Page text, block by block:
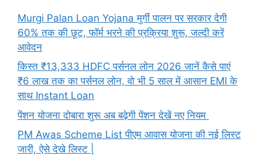
Murgi Palan Loan Yojana मुर्गी पालन पर सरकार देगी
60% तक की छूट, फॉर्म भरने की प्रक्रिया शुरू, जल्दी करें
आवेदन
किस्त ₹13,333 HDFC पर्सनल लोन 2026 जानें कैसे पाएं
₹6 लाख तक का पर्सनल लोन, वो भी 5 साल में आसान EMI के
साथ Instant Loan
पेंशन योजना दोबारा शुरू अब बढ़ेगी पेंशन देखें नए नियम
PM Awas Scheme List पीएम आवास योजना की नई लिस्ट
जारी, ऐसे देखे लिस्ट |